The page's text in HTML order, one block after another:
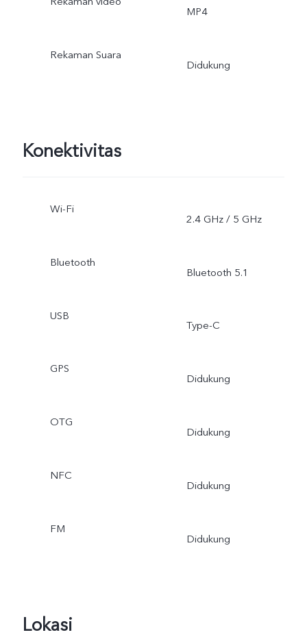
MP4
Rekaman Suara
Didukung
Konektivitas
Wi-Fi
2.4 GHz / 5 GHz
Bluetooth
Bluetooth 5.1
USB
Type-C
GPS
Didukung
OTG
Didukung
NFC
Didukung
FM
Didukung
Lokasi